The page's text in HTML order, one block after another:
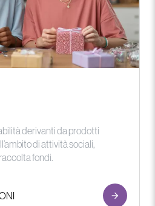
derivanti da prodotti
di attività sociali,
fondi.